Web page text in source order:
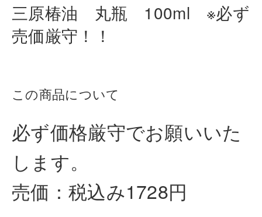
三原椿油 丸瓶 100ml ※必ず
売価厳守！！
この商品について
必ず価格厳守でお願いいた
します。
売価：税込み1728円